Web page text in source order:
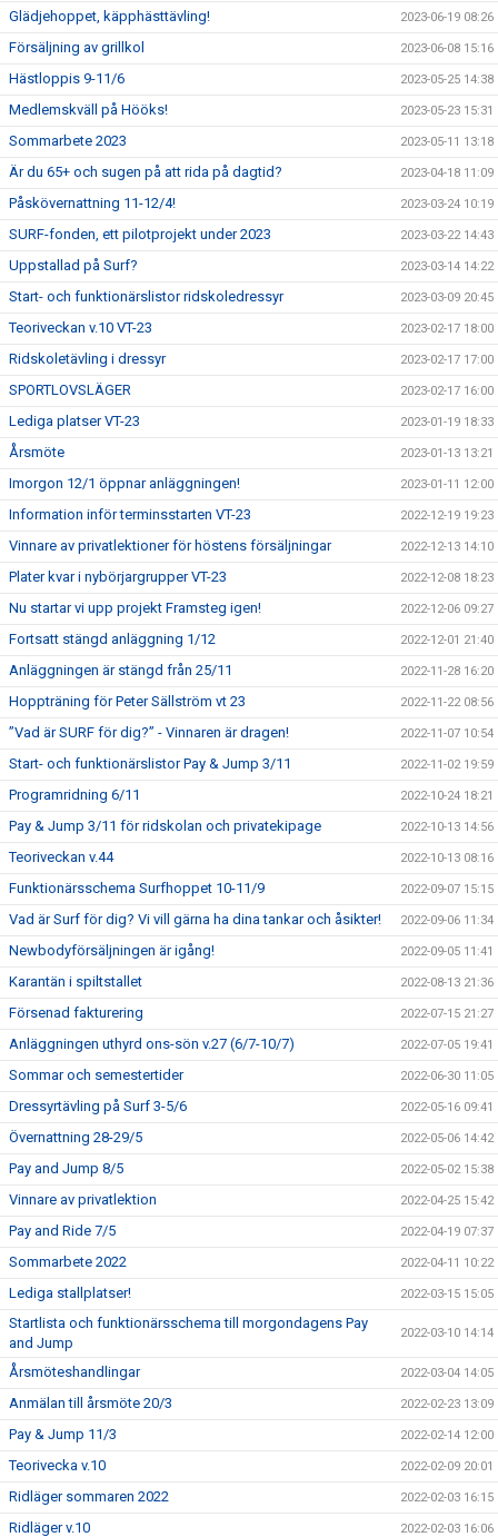
Glädjehoppet, käpphästtävling! 2023-06-19 08:26
Försäljning av grillkol 2023-06-08 15:16
Hästloppis 9-11/6 2023-05-25 14:38
Medlemskväll på Hööks! 2023-05-23 15:31
Sommarbete 2023 2023-05-11 13:18
Är du 65+ och sugen på att rida på dagtid? 2023-04-18 11:09
Påskövernattning 11-12/4! 2023-03-24 10:19
SURF-fonden, ett pilotprojekt under 2023 2023-03-22 14:43
Uppstallad på Surf? 2023-03-14 14:22
Start- och funktionärslistor ridskoledressyr 2023-03-09 20:45
Teoriveckan v.10 VT-23 2023-02-17 18:00
Ridskoletävling i dressyr 2023-02-17 17:00
SPORTLOVSLÄGER 2023-02-17 16:00
Lediga platser VT-23 2023-01-19 18:33
Årsmöte 2023-01-13 13:21
Imorgon 12/1 öppnar anläggningen! 2023-01-11 12:00
Information inför terminsstarten VT-23 2022-12-19 19:23
Vinnare av privatlektioner för höstens försäljningar 2022-12-13 14:10
Plater kvar i nybörjargrupper VT-23 2022-12-08 18:23
Nu startar vi upp projekt Framsteg igen! 2022-12-06 09:27
Fortsatt stängd anläggning 1/12 2022-12-01 21:40
Anläggningen är stängd från 25/11 2022-11-28 16:20
Hoppträning för Peter Sällström vt 23 2022-11-22 08:56
”Vad är SURF för dig?” - Vinnaren är dragen! 2022-11-07 10:54
Start- och funktionärslistor Pay & Jump 3/11 2022-11-02 19:59
Programridning 6/11 2022-10-24 18:21
Pay & Jump 3/11 för ridskolan och privatekipage 2022-10-13 14:56
Teoriveckan v.44 2022-10-13 08:16
Funktionärsschema Surfhoppet 10-11/9 2022-09-07 15:15
Vad är Surf för dig? Vi vill gärna ha dina tankar och åsikter! 2022-09-06 11:34
Newbodyförsäljningen är igång! 2022-09-05 11:41
Karantän i spiltstallet 2022-08-13 21:36
Försenad fakturering 2022-07-15 21:27
Anläggningen uthyrd ons-sön v.27 (6/7-10/7) 2022-07-05 19:41
Sommar och semestertider 2022-06-30 11:05
Dressyrtävling på Surf 3-5/6 2022-05-16 09:41
Övernattning 28-29/5 2022-05-06 14:42
Pay and Jump 8/5 2022-05-02 15:38
Vinnare av privatlektion 2022-04-25 15:42
Pay and Ride 7/5 2022-04-19 07:37
Sommarbete 2022 2022-04-11 10:22
Lediga stallplatser! 2022-03-15 15:05
Startlista och funktionärsschema till morgondagens Pay
and Jump
2022-03-10 14:14
Årsmöteshandlingar 2022-03-04 14:05
Anmälan till årsmöte 20/3 2022-02-23 13:09
Pay & Jump 11/3 2022-02-14 12:00
Teorivecka v.10 2022-02-09 20:01
Ridläger sommaren 2022 2022-02-03 16:15
Ridläger v.10 2022-02-03 16:06